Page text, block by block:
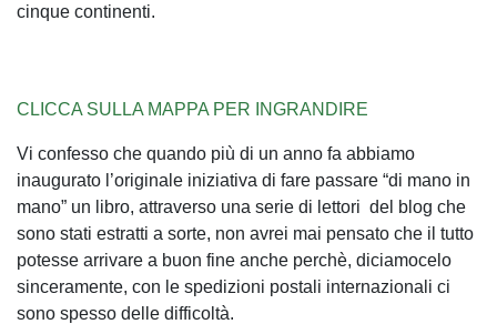
cinque continenti.
CLICCA SULLA MAPPA PER INGRANDIRE
Vi confesso che quando più di un anno fa abbiamo
inaugurato l’originale iniziativa di fare passare “di mano in
mano” un libro, attraverso una serie di lettori del blog che
sono stati estratti a sorte, non avrei mai pensato che il tutto
potesse arrivare a buon fine anche perchè, diciamocelo
sinceramente, con le spedizioni postali internazionali ci
sono spesso delle difficoltà.